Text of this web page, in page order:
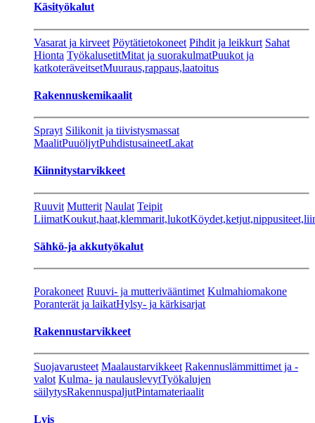
Käsityökalut
Vasarat ja kirveet Pöytätietokoneet Pihdit ja leikkurt Sahat
Hionta TyökalusetitMitat ja suorakulmatPuukot ja
katkoteräveitsetMuuraus,rappaus,laatoitus
Rakennuskemikaalit
Sprayt Silikonit ja tiivistysmassat
MaalitPuuöljytPuhdistusaineetLakat
Kiinnitystarvikkeet
Ruuvit Mutterit Naulat Teipit
LiimatKoukut,haat,klemmarit,lukot
Sähkö-ja akkutyökalut
Porakoneet Ruuvi- ja mutterivääntimet Kulmahiomakone
Poranterät ja laikatHylsy- ja kärkisarjat
Rakennustarvikkeet
Suojavarusteet Maalaustarvikkeet Rakennuslämmittimet ja -
valot Kulma- ja naulauslevytTyökalujen
säilytysRakennuspaljutPintamateriaalit
Lvis